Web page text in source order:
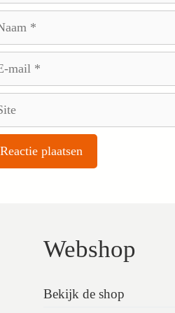
Webshop
Bekijk de shop